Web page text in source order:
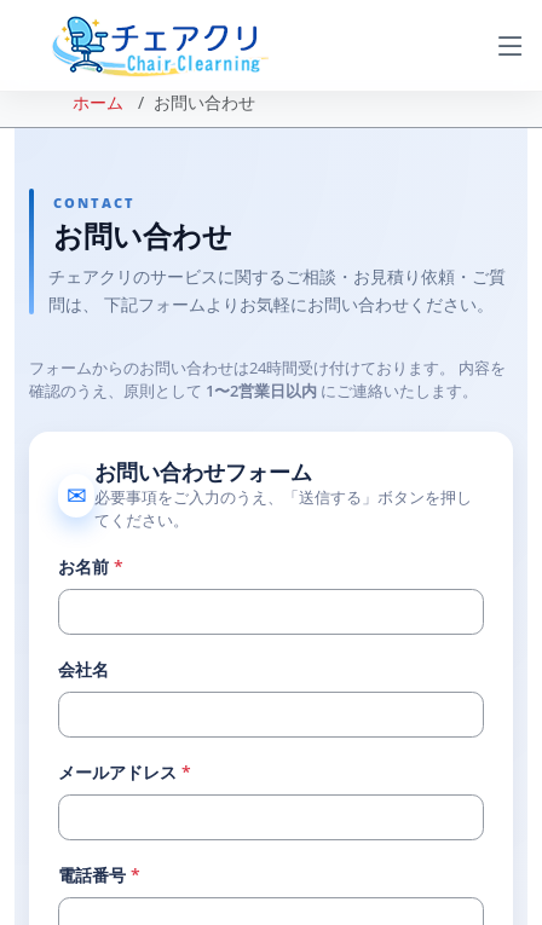
ホーム お問い合わせ
CONTACT
お問い合わせ
チェアクリのサービスに関するご相談・お見積り依頼・ご質
問は、 下記フォームよりお気軽にお問い合わせください。
フォームからのお問い合わせは24時間受け付けております。 内容を
確認のうえ、原則として 1〜2営業日以内 にご連絡いたします。
✉
お問い合わせフォーム
必要事項をご入力のうえ、「送信する」ボタンを押し
てください。
お名前 *
会社名
メールアドレス *
電話番号 *